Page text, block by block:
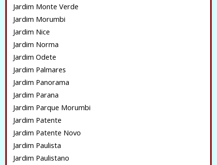
Jardim Monte Verde
Jardim Morumbi
Jardim Nice
Jardim Norma
Jardim Odete
Jardim Palmares
Jardim Panorama
Jardim Parana
Jardim Parque Morumbi
Jardim Patente
Jardim Patente Novo
Jardim Paulista
Jardim Paulistano